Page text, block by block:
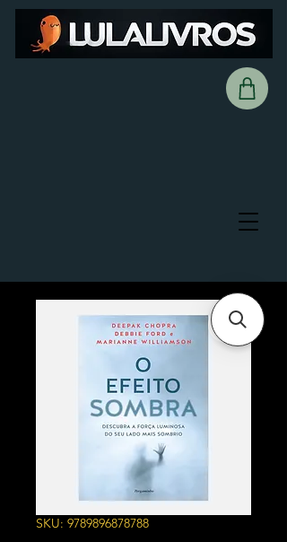
SKU: 9789896878788